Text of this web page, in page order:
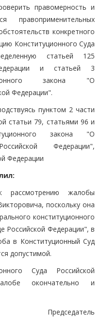
правомерность и
правоприменительных
конкретного
Конституционного Суда
статьей 125
и статьей 3
закона "О
Федерации".
пунктом 2 части
статьи 79, статьями 96 и
закона "О
Федерации",
Федерации
жалобы
поскольку она
конституционного
Российской Федерации", в
в Конституционный Суд
допустимой.
Суда Российской
окончательно и
Председатель